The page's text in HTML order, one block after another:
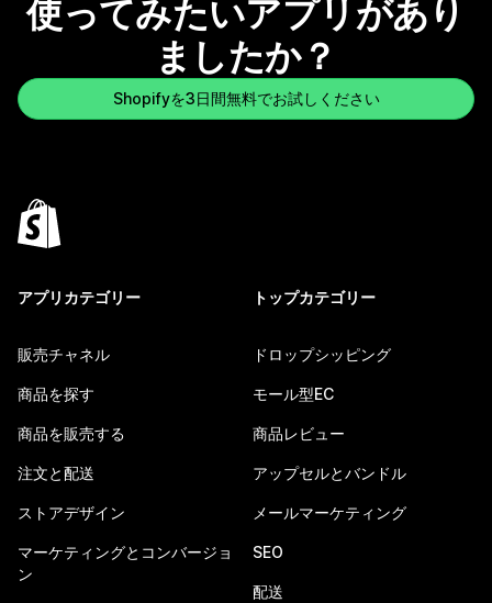
使ってみたいアプリがあり
ましたか？
Shopifyを3日間無料でお試しください
アプリカテゴリー
販売チャネル
商品を探す
商品を販売する
注文と配送
ストアデザイン
マーケティングとコンバージョ
ン
トップカテゴリー
ドロップシッピング
モール型EC
商品レビュー
アップセルとバンドル
メールマーケティング
SEO
配送